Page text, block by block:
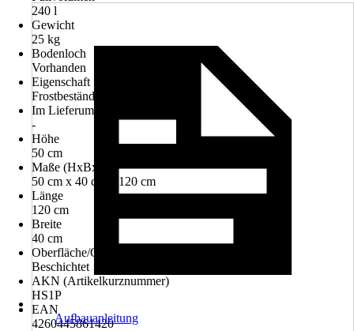
240 l
Gewicht
25 kg
Bodenloch
Vorhanden
Eigenschaft
Frostbeständig, UV-beständig
Im Lieferumfang enthalten
-
Höhe
50 cm
Maße (HxBxL)
50 cm x 40 cm x 120 cm
Länge
120 cm
Breite
40 cm
Oberfläche/Oberflächenbehandlung
Beschichtet
AKN (Artikelkurznummer)
HS1P
EAN
4260445861420
Aufbauanleitung